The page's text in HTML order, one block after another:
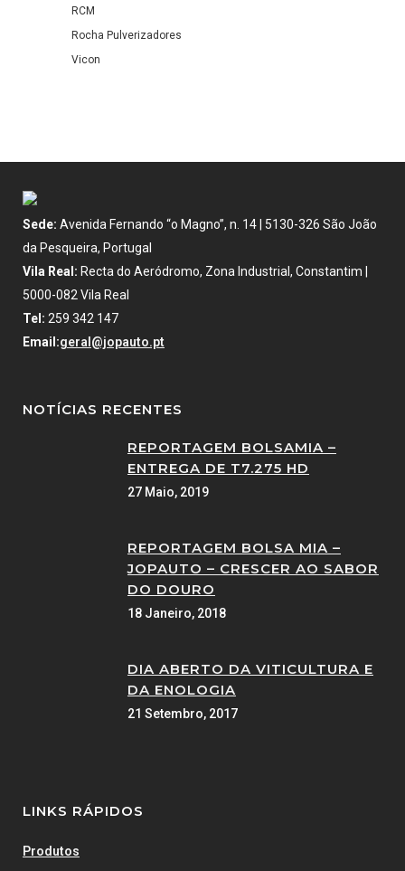
RCM
Rocha Pulverizadores
Vicon
Sede: Avenida Fernando “o Magno”, n. 14 | 5130-326 São João
da Pesqueira, Portugal
Vila Real: Recta do Aeródromo, Zona Industrial, Constantim |
5000-082 Vila Real
Tel: 259 342 147
Email:geral@jopauto.pt
NOTÍCIAS RECENTES
REPORTAGEM BOLSAMIA –
ENTREGA DE T7.275 HD
27 Maio, 2019
REPORTAGEM BOLSA MIA –
JOPAUTO – CRESCER AO SABOR
DO DOURO
18 Janeiro, 2018
DIA ABERTO DA VITICULTURA E
DA ENOLOGIA
21 Setembro, 2017
LINKS RÁPIDOS
Produtos